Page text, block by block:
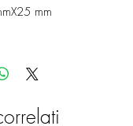
mm